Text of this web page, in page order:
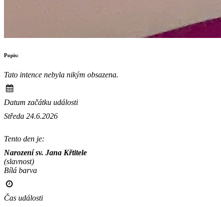
Popis:
Tato intence nebyla nikým obsazena.
Datum začátku události
Středa 24.6.2026
Tento den je:
Narození sv. Jana Křtitele
(slavnost)
Bílá barva
Čas události